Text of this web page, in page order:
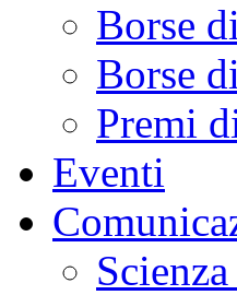
Borse
Borse
Premi
Eventi